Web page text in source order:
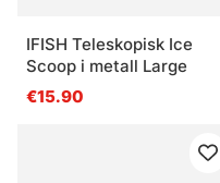
IFISH Teleskopisk Ice
Scoop i metall Large
€15.90